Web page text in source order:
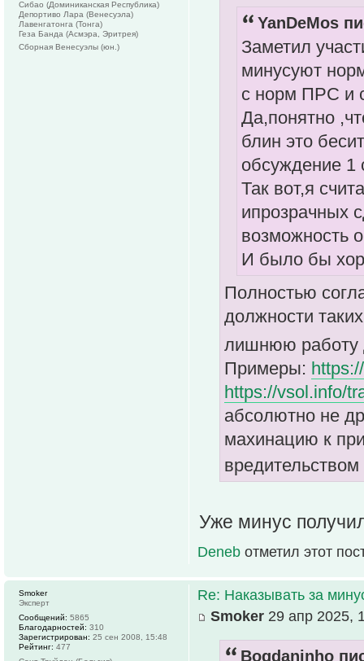
YanDeMos
Заметил
минусуют
с норм ПРС и
Да,понятно
блин это
обсуждение 1
Так вот,я
ипрозрачных
возможность
И было бы
Полностью
должности
лишнюю работу
Примеры:
https://vsol.info/
абсолютно не
махинацию к
вредительством
Уже минус
Deneb отметил этот
Сибао (Доминиканская Республика)
Депортиво Лара (Венесуэла)
Лавенгатонга (Тонга)
Геза Банда (Асмэра, Эритрея)
Сборная Венесуэлы (юн.)
Re: Наказывать за
Smoker 29 апр 2025,
Bogdaninho
Smoker
Эксперт
Сообщений: 5865
Благодарностей: 310
Зарегистрирован: 25 сен 2008, 15:48
Рейтинг: 477